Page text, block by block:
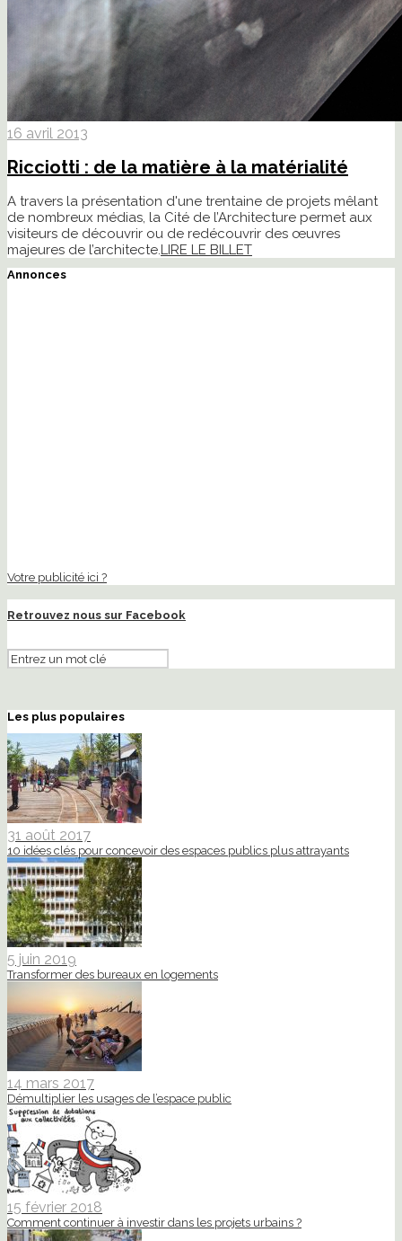
16 avril 2013
Ricciotti : de la matière à la matérialité
A travers la présentation d'une trentaine de projets mêlant
de nombreux médias, la Cité de l’Architecture permet aux
visiteurs de découvrir ou de redécouvrir des œuvres
majeures de l’architecte.LIRE LE BILLET
Annonces
Votre publicité ici ?
Retrouvez nous sur Facebook
Les plus populaires
31 août 2017
10 idées clés pour concevoir des espaces publics plus attrayants
5 juin 2019
Transformer des bureaux en logements
14 mars 2017
Démultiplier les usages de l’espace public
15 février 2018
Comment continuer à investir dans les projets urbains ?